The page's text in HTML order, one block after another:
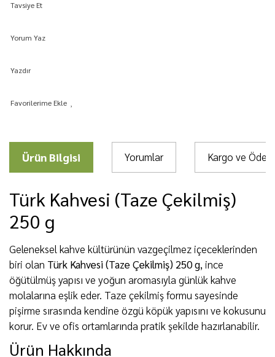
Tavsiye Et
Yorum Yaz
Yazdır
Ürün Bilgisi Yorumlar Kargo ve
Türk Kahvesi (Taze Çekilmiş)
250 g
Geleneksel kahve kültürünün vazgeçilmez içeceklerinden
biri olan Türk Kahvesi (Taze Çekilmiş) 250 g, ince
öğütülmüş yapısı ve yoğun aromasıyla günlük kahve
molalarına eşlik eder. Taze çekilmiş formu sayesinde
pişirme sırasında kendine özgü köpük yapısını ve kokusunu
korur. Ev ve ofis ortamlarında pratik şekilde hazırlanabilir.
Ürün Hakkında